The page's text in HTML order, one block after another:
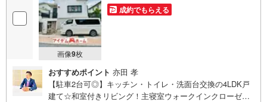
画像9枚
成約でもらえる
おすすめポイント 亦田 孝
【駐車2台可◎】キッチン・トイレ・洗面台交換の4LDK戸
建て☆和室付きリビング！主寝室ウォークインクローゼッ